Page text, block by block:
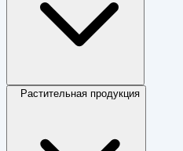
Растительная продукция